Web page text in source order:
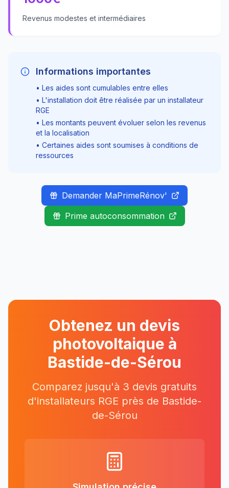
Revenus modestes et intermédiaires
Informations importantes
• Les aides sont cumulables entre elles
• L'installation doit être réalisée par un installateur
RGE
• Les montants peuvent évoluer selon les revenus
et la localisation
• Certaines aides sont soumises à conditions de
ressources
Demander MaPrimeRénov'
Prime autoconsommation
Obtenez un devis
photovoltaique à
Bastide-de-Sérou
Comparez jusqu'à 3 devis gratuits
d'installateurs RGE près de Bastide-
de-Sérou